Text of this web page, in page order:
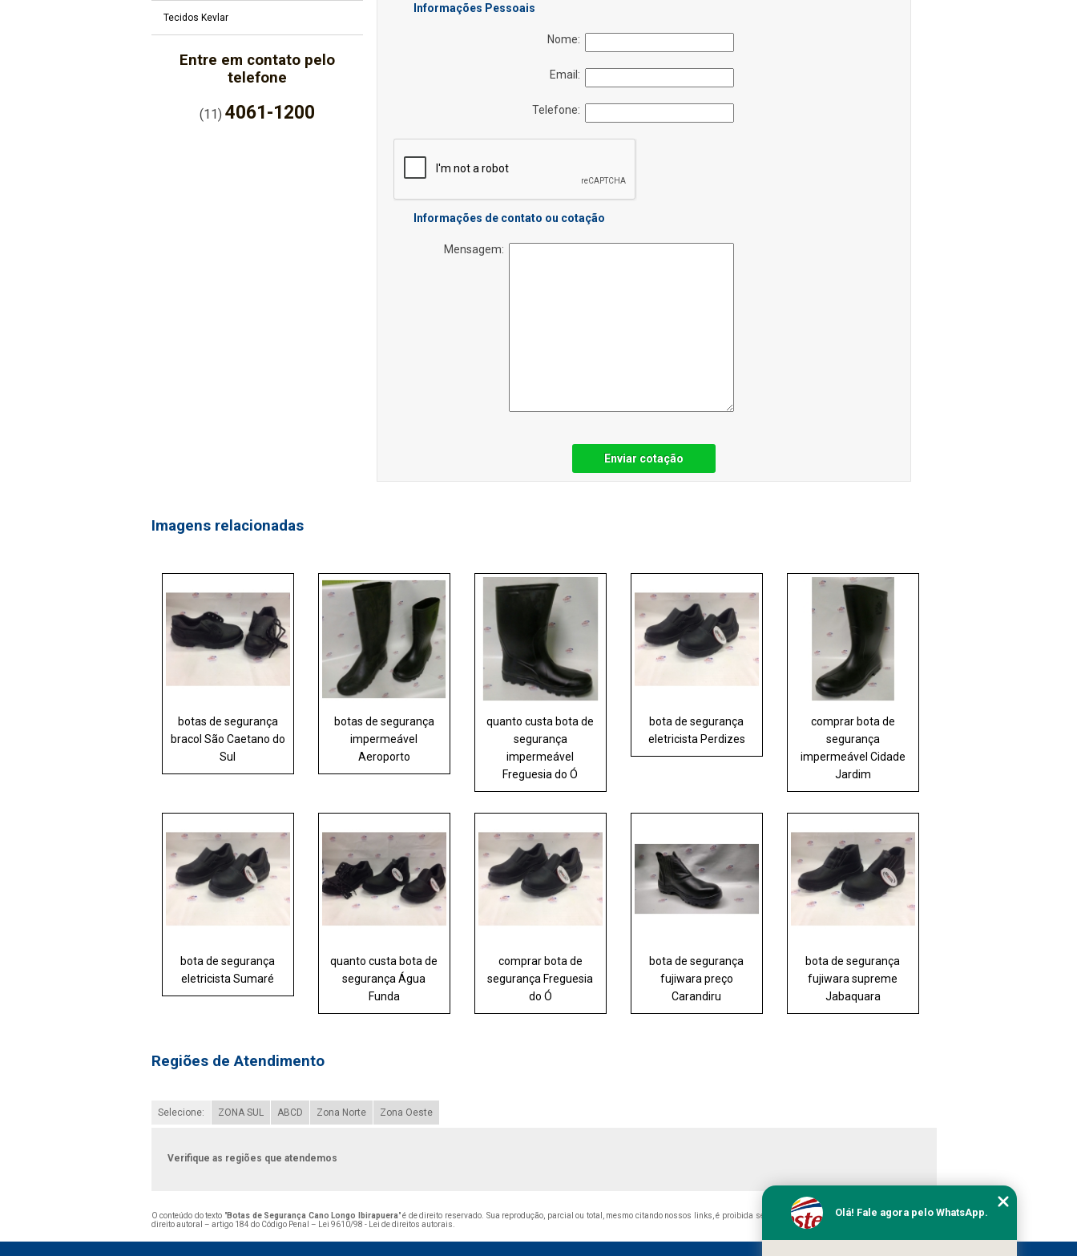
Tecidos Kevlar
Entre em contato pelo
telefone
(11)4061-1200
Informações Pessoais
Nome:
Email:
Telefone:
Informações de contato ou cotação
Mensagem:
Enviar cotação
Imagens relacionadas
botas de segurança
bracol São Caetano do
Sul
botas de segurança
impermeável
Aeroporto
quanto custa bota de
segurança
impermeável
Freguesia do Ó
bota de segurança
eletricista Perdizes
comprar bota de
segurança
impermeável Cidade
Jardim
bota de segurança
eletricista Sumaré
quanto custa bota de
segurança Água
Funda
comprar bota de
segurança Freguesia
do Ó
bota de segurança
fujiwara preço
Carandiru
bota de segurança
fujiwara supreme
Jabaquara
Regiões de Atendimento
Selecione: ZONA SUL ABCD Zona Norte Zona Oeste
Verifique as regiões que atendemos
O conteúdo do texto "Botas de Segurança Cano Longo Ibirapuera" é de direito reservado. Sua reprodução, parcial ou total, mesmo citando nossos links, é proibida sem a autorização do autor. Crime de violação de
direito autoral – artigo 184 do Código Penal –
Lei 9610/98 - Lei de direitos autorais
Olá! Fale agora pelo WhatsApp.